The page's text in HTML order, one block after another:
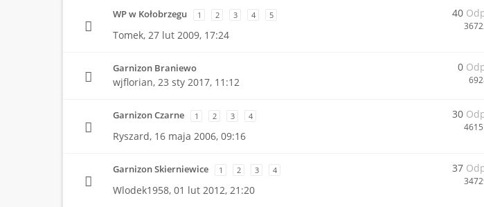
WP w Kołobrzegu 1 2 3 4 5
Tomek, 27 lut 2009, 17:24
40
Garnizon Braniewo
wjflorian, 23 sty 2017, 11:12
0
Garnizon Czarne 1 2 3 4
Ryszard, 16 maja 2006, 09:16
30
Garnizon Skierniewice 1 2 3 4
Wlodek1958, 01 lut 2012, 21:20
37